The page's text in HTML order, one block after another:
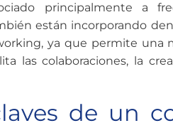
principalmente a
están incorporando
ya que permite una
las colaboraciones, la
de un